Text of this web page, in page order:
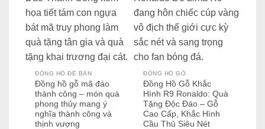
ĐỒNG HỒ ĐỂ BÀN
Đồng hồ gỗ mã đáo
thành công – món quà
phong thủy mang ý
nghĩa thành công và
thịnh vượng
ĐỒNG HỒ GỖ
Đồng Hồ Gỗ Khắc
Hình R9 Ronaldo: Quà
Tặng Độc Đáo – Gỗ
Cao Cấp, Khắc Hình
Cầu Thủ Siêu Nét